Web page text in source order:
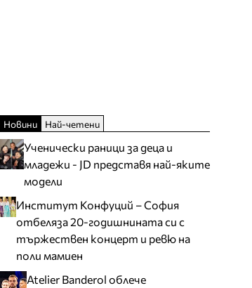
Новини Най-четени
Ученически раници за деца и
младежи - JD представя най-яките
модели
Институт Конфуций – София
отбеляза 20-годишнината си с
тържествен концерт и ревю на
поли мамиен
Atelier Banderol облече